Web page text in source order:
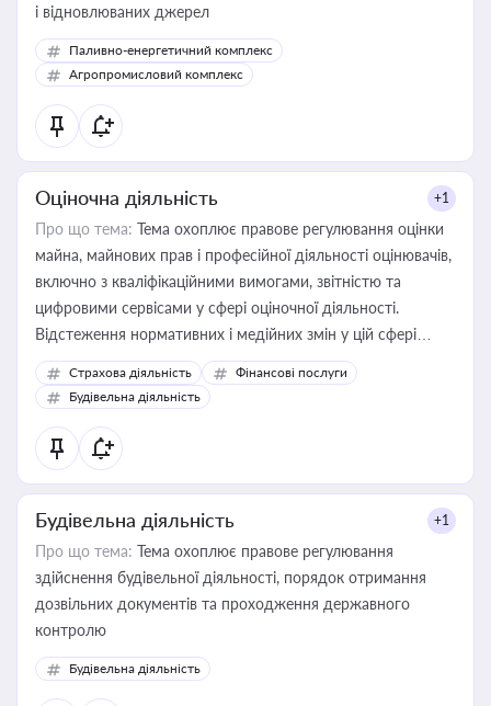
і відновлюваних джерел
Паливно-енергетичний комплекс
Агропромисловий комплекс
Оціночна діяльність +1
Про що тема: Тема охоплює правове регулювання оцінки
майна, майнових прав і професійної діяльності оцінювачів,
включно з кваліфікаційними вимогами, звітністю та
цифровими сервісами у сфері оціночної діяльності.
Відстеження нормативних і медійних змін у цій сфері
корисне для власника бізнесу, керівника, юриста або
бухгалтера під час оподаткування, приватизації, оренди
державного майна, корпоративних угод і перевірки
статусу суб'єктів оціночної діяльності
Страхова діяльність
Фінансові послуги
Будівельна діяльність
Будівельна діяльність +1
Про що тема: Тема охоплює правове регулювання
здійснення будівельної діяльності, порядок отримання
дозвільних документів та проходження державного
контролю
Будівельна діяльність